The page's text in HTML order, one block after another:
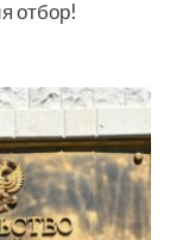
отбор!